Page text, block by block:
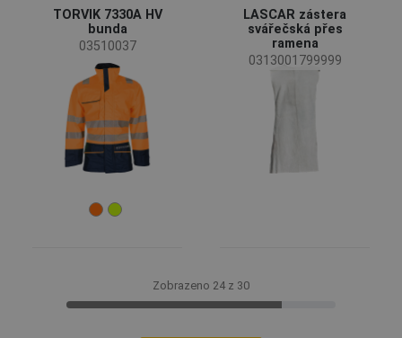
TORVIK 7330A HV
bunda
03510037
LASCAR zástera
svářečská přes
ramena
0313001799999
Zobrazeno 24 z 30